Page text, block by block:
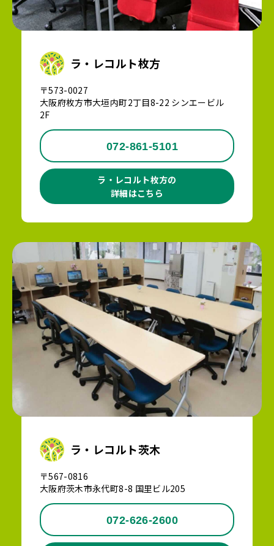
ラ・レコルト枚方
〒573-0027
大阪府枚方市大垣内町2丁目8-22 シンエービル
2F
072-861-5101
ラ・レコルト枚方の
詳細はこちら
ラ・レコルト茨木
〒567-0816
大阪府茨木市永代町8-8 国里ビル205
072-626-2600